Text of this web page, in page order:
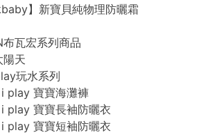
】新寶貝純物理防曬霜
布瓦宏系列商品
陽天
玩水系列
play 寶寶海灘褲
play 寶寶長袖防曬衣
play 寶寶短袖防曬衣